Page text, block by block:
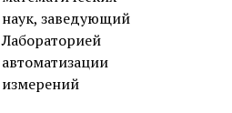
наук, заведующий
Лабораторией
автоматизации
измерений